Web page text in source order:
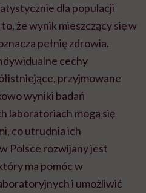
dla populacji
że wynik mieszczący się w
pełnię zdrowia.
cechy
przyjmowane
wyniki badań
laboratoriach mogą się
co utrudnia ich
Polsce rozwijany jest
ma pomóc w
i umożliwić